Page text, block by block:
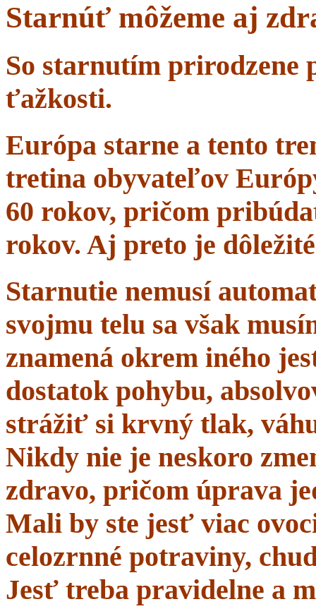
Starnúť môžeme aj
So starnutím prirodzene
ťažkosti.
Európa starne a tento
tretina obyvateľov
60 rokov, pričom
rokov. Aj preto je
Starnutie nemusí
svojmu telu sa však
znamená okrem iného
dostatok pohybu,
strážiť si krvný tlak,
Nikdy nie je neskoro
zdravo, pričom úprava
Mali by ste jesť viac
celozrnné potraviny,
Jesť treba pravidelne a